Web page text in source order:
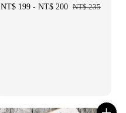
Sale
NT$ 199 - NT$ 200 Regular
NT$ 235